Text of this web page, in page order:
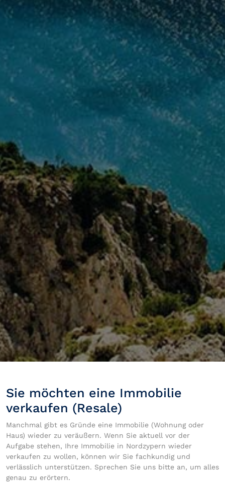
Sie möchten eine Immobilie
verkaufen (Resale)
Manchmal gibt es Gründe eine Immobilie (Wohnung oder
Haus) wieder zu veräußern. Wenn Sie aktuell vor der
Aufgabe stehen, Ihre Immobilie in Nordzypern wieder
verkaufen zu wollen, können wir Sie fachkundig und
verlässlich unterstützen. Sprechen Sie uns bitte an, um alles
genau zu erörtern.